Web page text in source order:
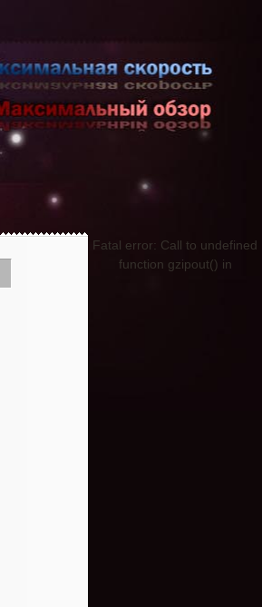
Fatal error: Call to undefined
function gzipout() in